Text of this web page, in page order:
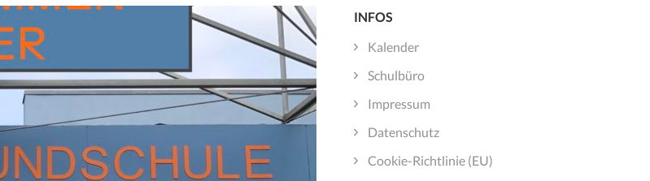
INFOS
Kalender
Schulbüro
Impressum
Datenschutz
Cookie-Richtlinie (EU)